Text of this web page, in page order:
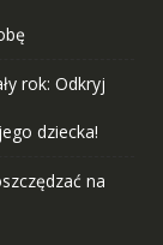
rok: Odkryj
dziecka!
na